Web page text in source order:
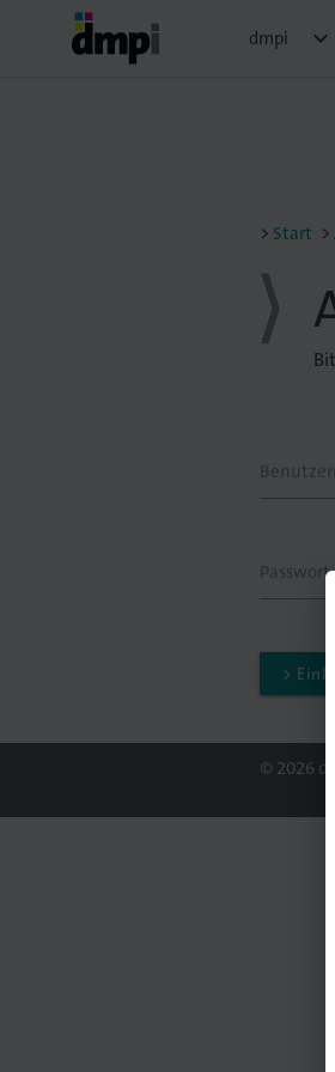
dmpi 
Start
Passwort
>
© 2026